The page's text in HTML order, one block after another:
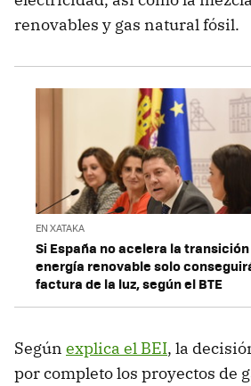
renovables y gas natural fósil.
EN XATAKA
Si España no acelera la
energía renovable solo
factura de la luz, según el BTE
Según explica el BEI, la
por completo los proyectos de